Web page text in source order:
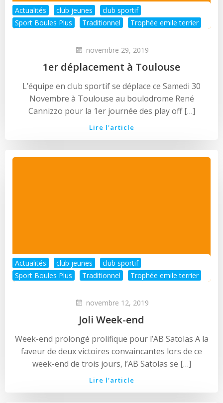
Actualités club jeunes
club sportif
Sport Boules Plus
Traditionnel Trophée emile terrier
novembre 29, 2019
1er déplacement à Toulouse
L’équipe en club sportif se déplace ce Samedi 30
Novembre à Toulouse au boulodrome René
Cannizzo pour la 1er journée des play off […]
Lire l'article
Actualités club jeunes
club sportif
Sport Boules Plus
Traditionnel Trophée emile terrier
novembre 12, 2019
Joli Week-end
Week-end prolongé prolifique pour l’AB Satolas A la
faveur de deux victoires convaincantes lors de ce
week-end de trois jours, l’AB Satolas se […]
Lire l'article